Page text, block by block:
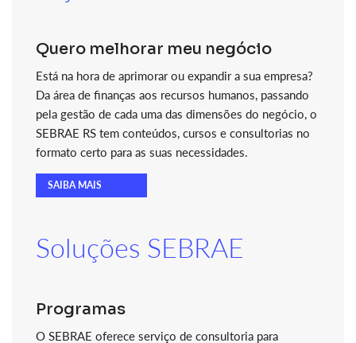
Quero melhorar meu negócio
Está na hora de aprimorar ou expandir a sua empresa?
Da área de finanças aos recursos humanos, passando
pela gestão de cada uma das dimensões do negócio, o
SEBRAE RS tem conteúdos, cursos e consultorias no
formato certo para as suas necessidades.
SAIBA MAIS
Soluções SEBRAE
Programas
O SEBRAE oferece serviço de consultoria para